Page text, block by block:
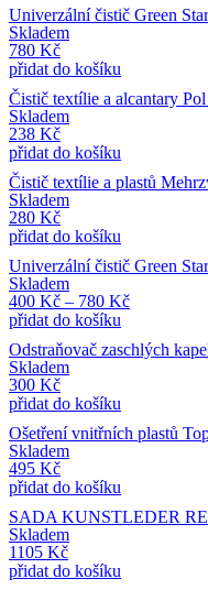
Univerzální čistič Green
Skladem
780 Kč
přidat do košíku
Čistič textílie a alcantary
Skladem
238 Kč
přidat do košíku
Čistič textílie a plastů
Skladem
280 Kč
přidat do košíku
Univerzální čistič Green
Skladem
400 Kč – 780 Kč
přidat do košíku
Odstraňovač zaschlých
Skladem
300 Kč
přidat do košíku
Ošetření vnitřních plastů
Skladem
495 Kč
přidat do košíku
SADA KUNSTLEDER
Skladem
1105 Kč
přidat do košíku